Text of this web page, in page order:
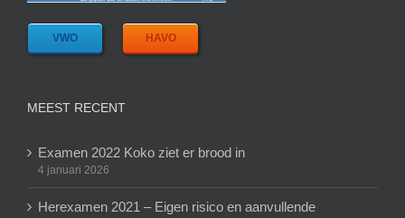
VWO HAVO
MEEST RECENT
Examen 2022 Koko ziet er brood in
4 januari 2026
Herexamen 2021 – Eigen risico en aanvullende